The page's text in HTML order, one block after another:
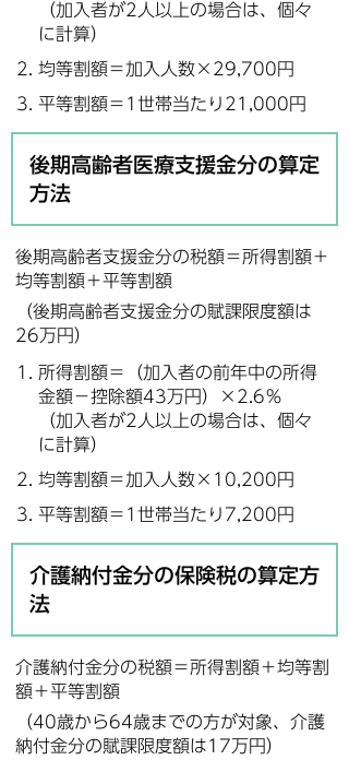
（加入者が2人以上の場合は、個々
に計算）
均等割額＝加入人数×29,700円
平等割額＝1世帯当たり21,000円
後期高齢者医療支援金分の算定
方法
後期高齢者支援金分の税額＝所得割額＋
均等割額＋平等割額
（後期高齢者支援金分の賦課限度額は
26万円）
所得割額＝（加入者の前年中の所得
金額－控除額43万円）×2.6％
（加入者が2人以上の場合は、個々
に計算）
均等割額＝加入人数×10,200円
平等割額＝1世帯当たり7,200円
介護納付金分の保険税の算定方
法
介護納付金分の税額＝所得割額＋均等割
額＋平等割額
（40歳から64歳までの方が対象、介護
納付金分の賦課限度額は17万円）